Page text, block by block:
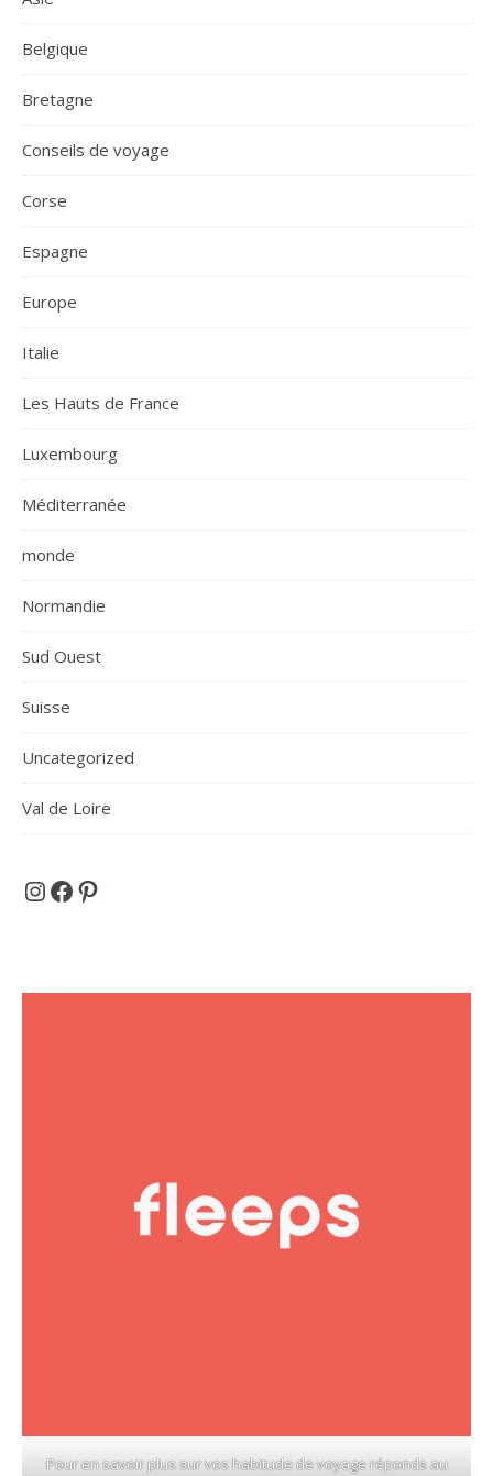
Belgique
Bretagne
Conseils de voyage
Corse
Espagne
Europe
Italie
Les Hauts de France
Luxembourg
Méditerranée
monde
Normandie
Sud Ouest
Suisse
Uncategorized
Val de Loire
Et si on partait en voyage ...
Facebook
Pinterest
Pour en savoir plus sur vos habitude de voyage réponds au